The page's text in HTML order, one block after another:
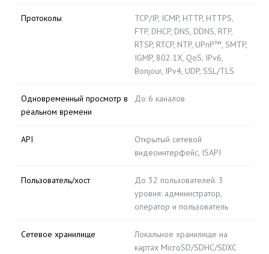
Протоколы
TCP/IP, ICMP, HTTP, HTTPS,
FTP, DHCP, DNS, DDNS, RTP,
RTSP, RTCP, NTP, UPnP™, SMTP,
IGMP, 802.1X, QoS, IPv6,
Bonjour, IPv4, UDP, SSL/TLS
Одновременный просмотр в
реальном времени
До 6 каналов
API
Открытый сетевой
видеоинтерфейс, ISAPI
Пользователь/хост
До 32 пользователей. 3
уровня: администратор,
оператор и пользователь
Сетевое хранилище
Локальное хранилище на
картах MicroSD/SDHC/SDXC